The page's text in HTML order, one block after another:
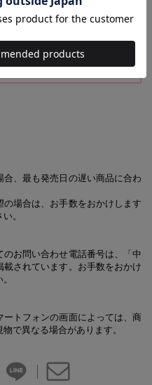
】
わ軽キルティングトートバ
、最も発売日の遅い商品に合わ
場合は、お手数をおかけします
。
お問い合わせ電話番号は、「中
されています。お手数をおかけ
トフォンの画面によっては、商
で異なる場合があります。